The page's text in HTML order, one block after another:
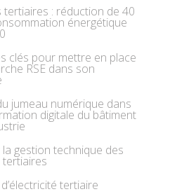
tertiaires : réduction de 40
énergétique
clés pour mettre en place
RSE dans son
jumeau numérique dans
digitale du bâtiment
gestion technique des
tertiaire